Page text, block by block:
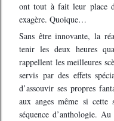
ont tout à fait leur place
exagère. Quoique…
Sans être innovante, la
tenir les deux heures
rappellent les meilleures
servis par des effets
d’assouvir ses propres
aux anges même si cette
séquence d’anthologie.